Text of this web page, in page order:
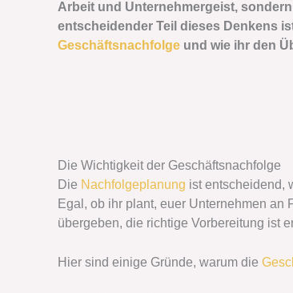
Arbeit und Unternehmergeist,
entscheidender Teil dieses Denkens
Geschäftsnachfolge und wie ihr den
Die Wichtigkeit der Geschäftsnachfolge
Die Nachfolgeplanung ist entscheidend,
Egal, ob ihr plant, euer Unternehmen
übergeben, die richtige Vorbereitung ist
Hier sind einige Gründe, warum die